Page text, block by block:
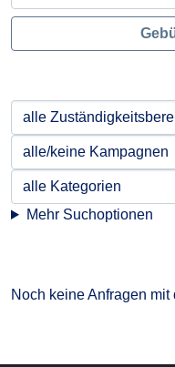
Mehr Suchoptionen
Noch keine Anfragen